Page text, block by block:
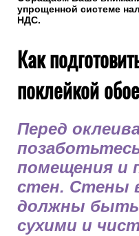
упрощенной системе
НДС.
Как
поклейкой
Перед
помещения и
стен. Стены
должны
сухими и